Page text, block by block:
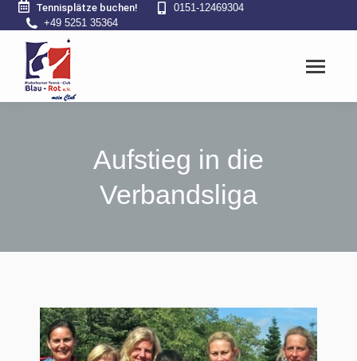
Tennisplätze buchen!
0151-12469304
+49 5251 35364
Aufstieg in die
Verbandsliga